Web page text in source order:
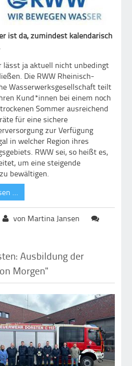
ist da, zumindest kalendarisch
lässt ja aktuell nicht unbedingt
Die RWW Rheinisch-
Wasserwerksgesellschaft teilt
Kund*innen bei einem noch
Sommer ausreichend
für eine sichere
zur Verfügung
in welcher Region ihres
RWW sei, so heißt es,
um eine steigende
bewältigen.
…
von Martina Jansen
Ausbildung der
Morgen"